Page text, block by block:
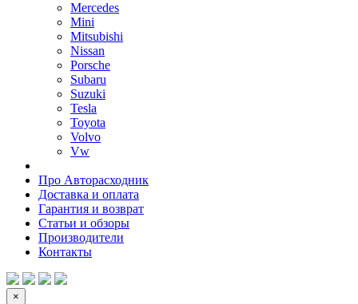
Mercedes
Mini
Mitsubishi
Nissan
Porsche
Subaru
Suzuki
Tesla
Toyota
Volvo
Vw
Про Авторасходник
Доставка и оплата
Гарантия и возврат
Статьи и обзоры
Производители
Контакты
×